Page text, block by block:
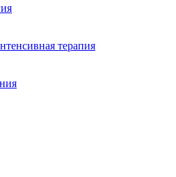
терапия